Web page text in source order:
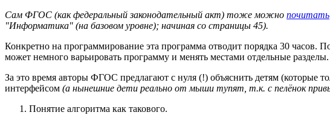
Сам ФГОС (как федеральный законодательный акт) тоже можно почитать
"Информатика" (на базовом уровне); начиная со страницы 45).
Конкретно на программирование эта программа отводит порядка 30 часов.
может немного варьировать программу и менять местами отдельные
За это время авторы ФГОС предлагают с нуля (!) объяснить детям (которые
интерфейсом (а нынешние дети реально от мыши тупят, т.к. с пелёнок
Понятие алгоритма как такового.